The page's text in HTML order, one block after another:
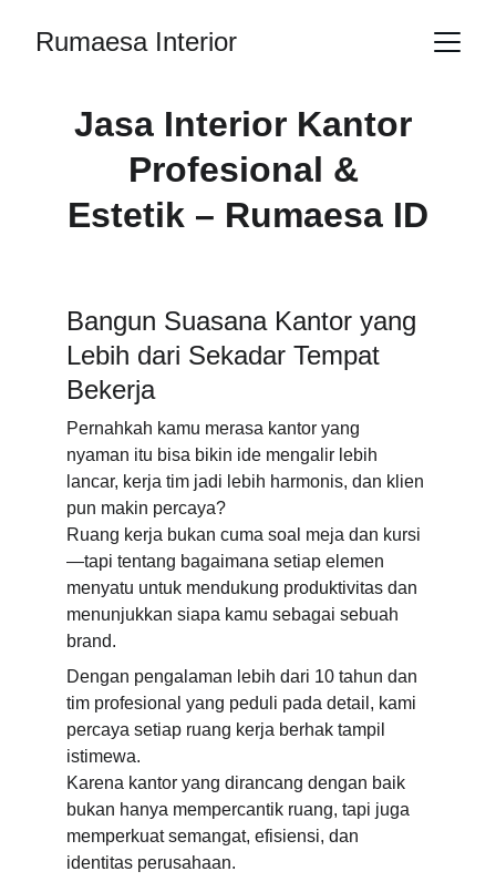
Rumaesa Interior
Jasa Interior Kantor
Profesional &
Estetik – Rumaesa ID
Bangun Suasana Kantor yang
Lebih dari Sekadar Tempat
Bekerja
Pernahkah kamu merasa kantor yang
nyaman itu bisa bikin ide mengalir lebih
lancar, kerja tim jadi lebih harmonis, dan klien
pun makin percaya?
Ruang kerja bukan cuma soal meja dan kursi
—tapi tentang bagaimana setiap elemen
menyatu untuk mendukung produktivitas dan
menunjukkan siapa kamu sebagai sebuah
brand.
Dengan pengalaman lebih dari 10 tahun dan
tim profesional yang peduli pada detail, kami
percaya setiap ruang kerja berhak tampil
istimewa.
Karena kantor yang dirancang dengan baik
bukan hanya mempercantik ruang, tapi juga
memperkuat semangat, efisiensi, dan
identitas perusahaan.